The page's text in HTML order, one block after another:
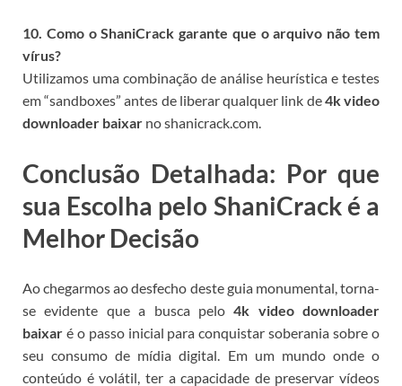
10. Como o ShaniCrack garante que o arquivo não tem
vírus?
Utilizamos uma combinação de análise heurística e testes
em “sandboxes” antes de liberar qualquer link de4k video
downloader baixar no shanicrack.com.
Conclusão Detalhada: Por que
sua Escolha pelo ShaniCrack é a
Melhor Decisão
Ao chegarmos ao desfecho deste guia monumental, torna-
se evidente que a busca pelo4k video downloader
baixar é o passo inicial para conquistar soberania sobre o
seu consumo de mídia digital. Em um mundo onde o
conteúdo é volátil, ter a capacidade de preservar vídeos